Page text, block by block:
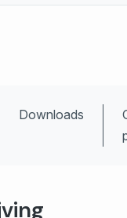
Downloads